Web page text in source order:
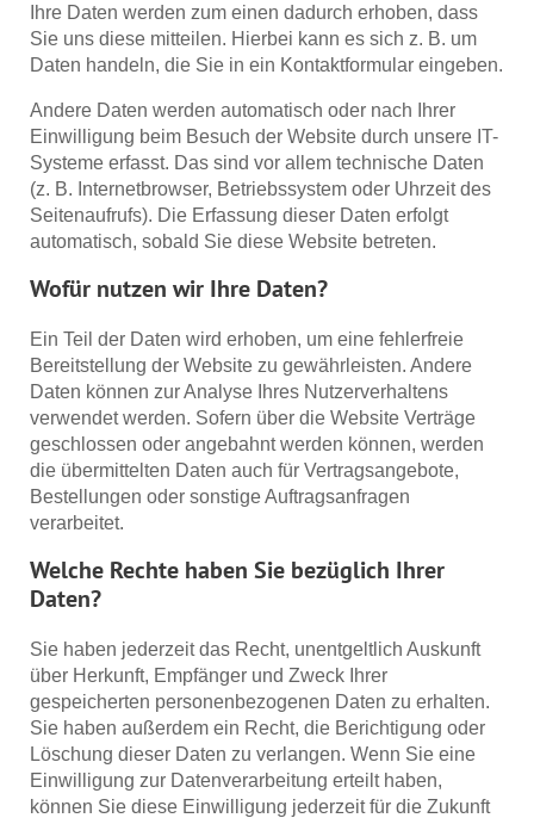
Ihre Daten werden zum einen dadurch erhoben, dass
Sie uns diese mitteilen. Hierbei kann es sich z. B. um
Daten handeln, die Sie in ein Kontaktformular eingeben.
Andere Daten werden automatisch oder nach Ihrer
Einwilligung beim Besuch der Website durch unsere IT-
Systeme erfasst. Das sind vor allem technische Daten
(z. B. Internetbrowser, Betriebssystem oder Uhrzeit des
Seitenaufrufs). Die Erfassung dieser Daten erfolgt
automatisch, sobald Sie diese Website betreten.
Wofür nutzen wir Ihre Daten?
Ein Teil der Daten wird erhoben, um eine fehlerfreie
Bereitstellung der Website zu gewährleisten. Andere
Daten können zur Analyse Ihres Nutzerverhaltens
verwendet werden. Sofern über die Website Verträge
geschlossen oder angebahnt werden können, werden
die übermittelten Daten auch für Vertragsangebote,
Bestellungen oder sonstige Auftragsanfragen
verarbeitet.
Welche Rechte haben Sie bezüglich Ihrer
Daten?
Sie haben jederzeit das Recht, unentgeltlich Auskunft
über Herkunft, Empfänger und Zweck Ihrer
gespeicherten personenbezogenen Daten zu erhalten.
Sie haben außerdem ein Recht, die Berichtigung oder
Löschung dieser Daten zu verlangen. Wenn Sie eine
Einwilligung zur Datenverarbeitung erteilt haben,
können Sie diese Einwilligung jederzeit für die Zukunft